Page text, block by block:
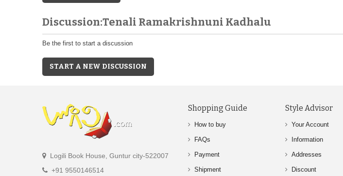
Discussion:Tenali Ramakrishnuni Kadhalu
Be the first to start a discussion
START A NEW DISCUSSION
Logili Book House, Guntur city-522007
+91 9550146514
Shopping Guide
How to buy
FAQs
Payment
Shipment
Style Advisor
Your Account
Information
Addresses
Discount